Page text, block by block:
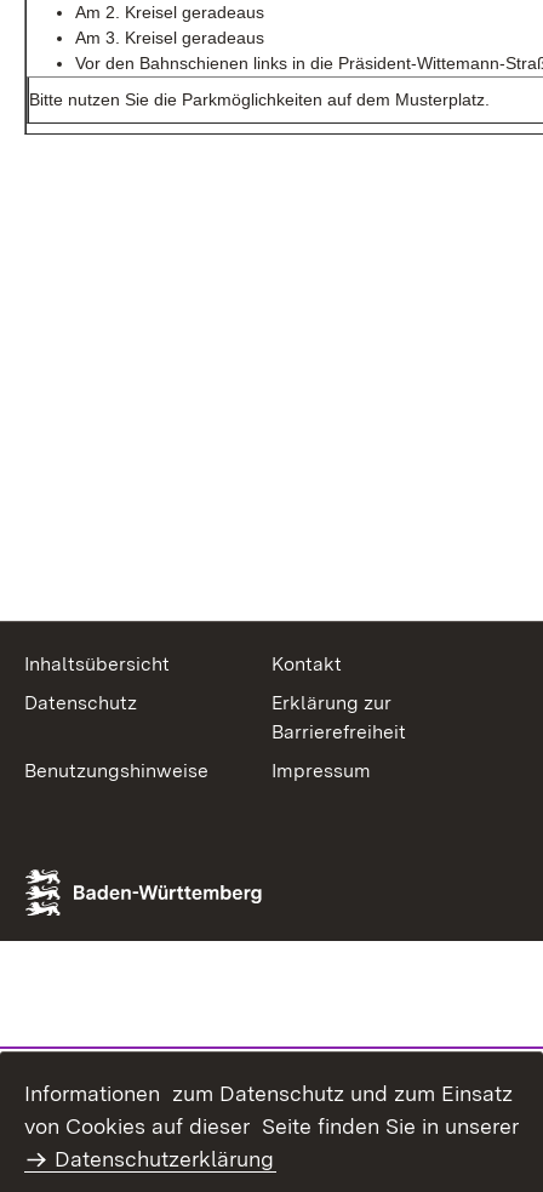
Am 2. Kreisel geradeaus
Am 3. Kreisel geradeaus
Vor den Bahnschienen links in die Präsident-Wittemann-
Bitte nutzen Sie die Parkmöglichkeiten auf dem Musterplatz.
Inhaltsübersicht
Kontakt
Datenschutz
Erklärung zur
Barrierefreiheit
Benutzungshinweise
Impressum
Informationen zum Datenschutz und zum Einsatz
von Cookies auf dieser Seite finden Sie in unserer
Datenschutzerklärung